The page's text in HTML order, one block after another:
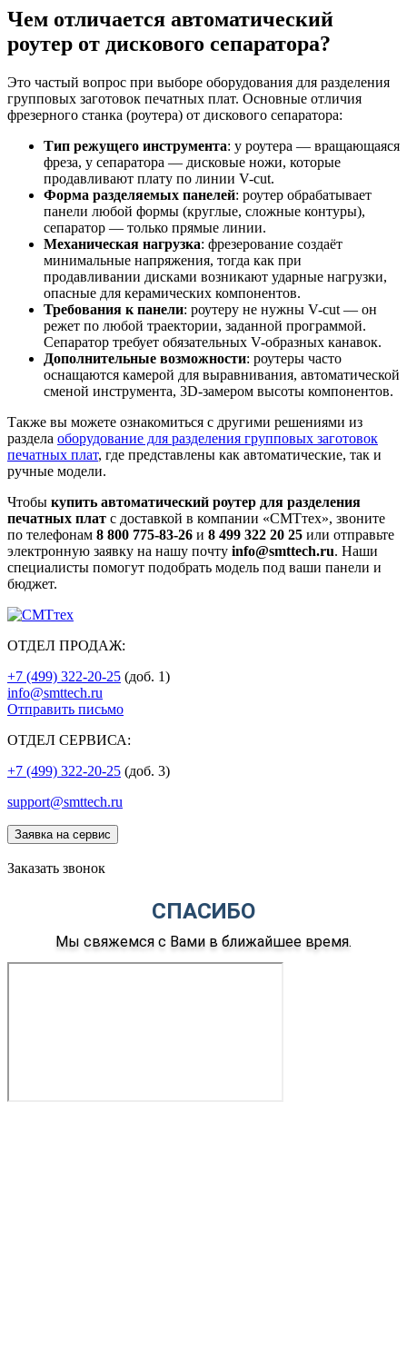
Чем отличается автоматический
роутер от дискового сепаратора?
Это частый вопрос при выборе оборудования для разделения
групповых заготовок печатных плат. Основные отличия
фрезерного станка (роутера) от дискового сепаратора:
Тип режущего инструмента: у роутера — вращающаяся
фреза, у сепаратора — дисковые ножи, которые
продавливают плату по линии V-cut.
Форма разделяемых панелей: роутер обрабатывает
панели любой формы (круглые, сложные контуры),
сепаратор — только прямые линии.
Механическая нагрузка: фрезерование создаёт
минимальные напряжения, тогда как при
продавливании дисками возникают ударные нагрузки,
опасные для керамических компонентов.
Требования к панели: роутеру не нужны V-cut — он
режет по любой траектории, заданной программой.
Сепаратор требует обязательных V-образных канавок.
Дополнительные возможности: роутеры часто
оснащаются камерой для выравнивания, автоматической
сменой инструмента, 3D-замером высоты компонентов.
Также вы можете ознакомиться с другими решениями из
раздела оборудование для разделения групповых заготовок
печатных плат, где представлены как автоматические, так и
ручные модели.
Чтобы купить автоматический роутер для разделения
печатных плат с доставкой в компании «СМТтех», звоните
по телефонам 8 800 775-83-26 и 8 499 322 20 25 или отправьте
электронную заявку на нашу почту info@smttech.ru. Наши
специалисты помогут подобрать модель под ваши панели и
бюджет.
ОТДЕЛ ПРОДАЖ:
+7 (499) 322-20-25 (доб. 1)
info@smttech.ru
Отправить письмо
ОТДЕЛ СЕРВИСА:
+7 (499) 322-20-25 (доб. 3)
support@smttech.ru
Заявка на сервис
Заказать звонок
СПАСИБО
Мы свяжемся с Вами в ближайшее время.